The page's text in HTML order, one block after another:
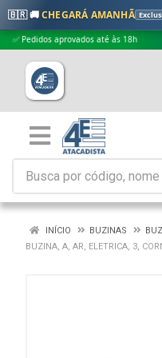
🇧🇷 🚚CHEGARÁ AMANHÃ
aprovados até às 18h
INÍCIO BUZINAS
BUZINA, A, AR, ELETRICA, 3,